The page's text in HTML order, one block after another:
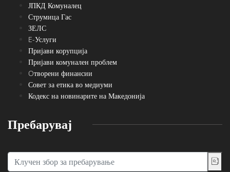
ЈПКД Комуналец
Струмица Гас
ЗЕЛС
E-Услуги
Пријави корупција
Пријави комунален проблем
Oтворени финансии
Совет за етика во медиуми
Кодекс на новинарите на Македонија
Пребарувај